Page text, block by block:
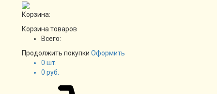
Корзина:
Корзина товаров
Всего:
Продолжить покупки Оформить
0 шт.
0 руб.